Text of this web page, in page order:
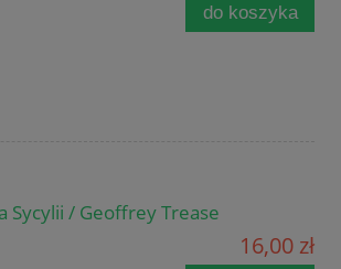
do koszyka
Sycylii / Geoffrey Trease
16,00 zł